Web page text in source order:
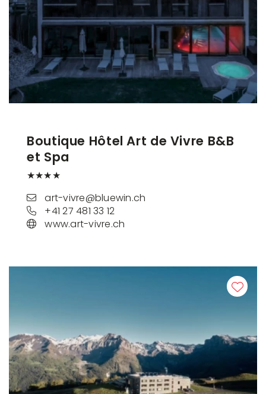
Boutique Hôtel Art de Vivre B&B
et Spa
★★★★
art-vivre@bluewin.ch
+41 27 481 33 12
www.art-vivre.ch